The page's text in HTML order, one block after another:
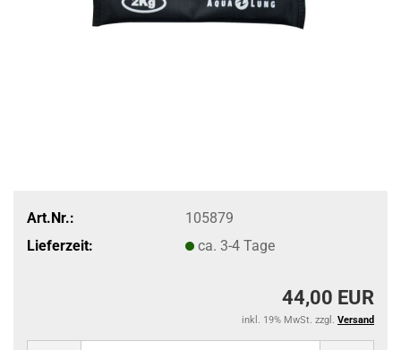
Art.Nr.:
105879
Lieferzeit:
ca. 3-4 Tage
44,00 EUR
inkl. 19% MwSt. zzgl. Versand